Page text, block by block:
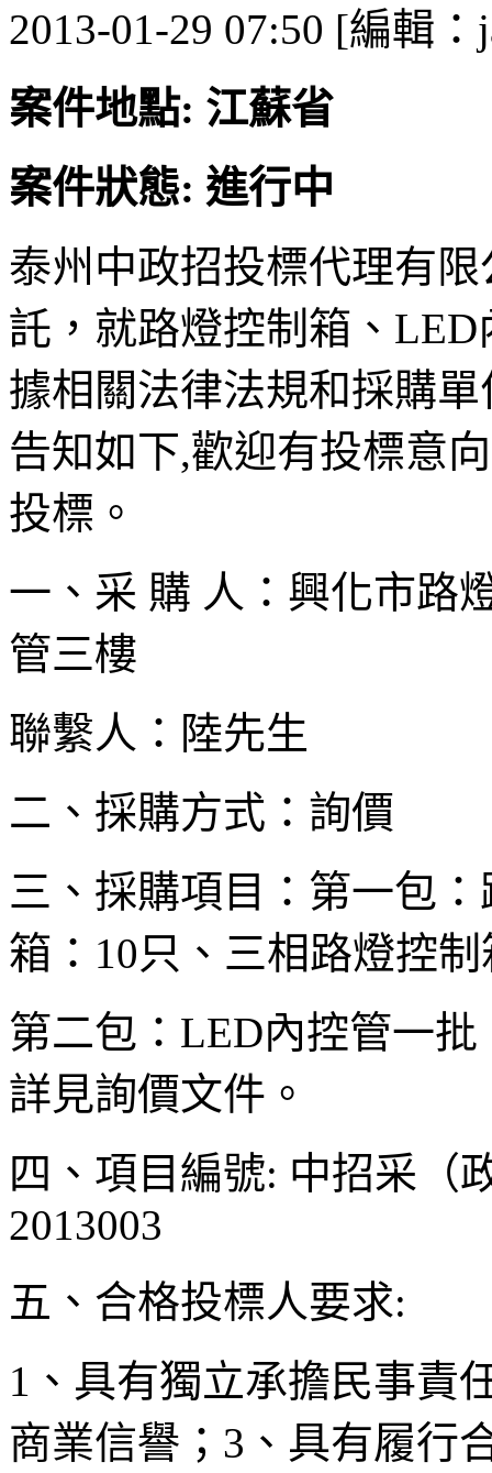
2013-01-29 07:50 [編輯：
案件地點: 江蘇省
案件狀態: 進行中
泰州中政招投標代理有
託，就路燈控制箱、
據相關法律法規和採購
告知如下,歡迎有投標意
投標。
一、采 購 人：興化市
管三樓
聯繫人：陸先生 聯
二、採購方式：詢價
三、採購項目：第一包
箱：10只、三相路燈控
第二包：LED內控管一
詳見詢價文件。
四、項目編號: 中招采（
五、合格投標人要求:
1、具有獨立承擔民事責
商業信譽；3、具有履行